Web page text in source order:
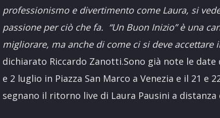
professionismo e divertimento come Laura, si
passione per ciò che fa. “Un Buon Inizio” è una
migliorare, ma anche di come ci si deve
dichiarato Riccardo Zanotti.Sono già note le
e 2 luglio in Piazza San Marco a Venezia e il 21 e
segnano il ritorno live di Laura Pausini a